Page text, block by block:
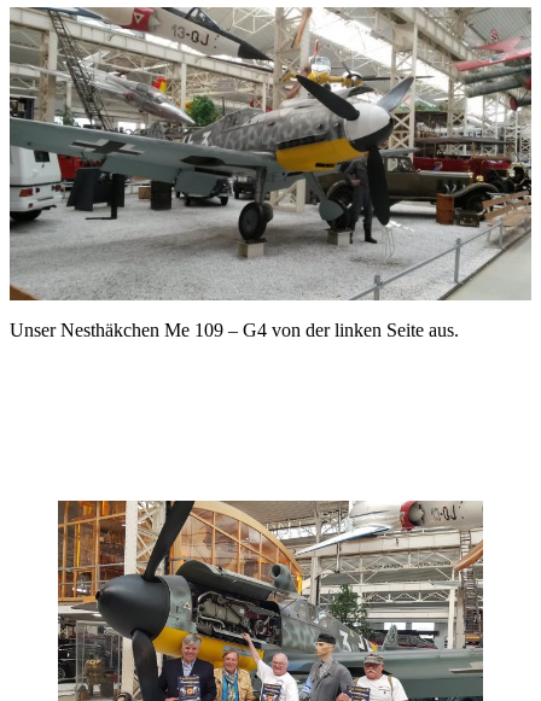
Unser Nesthäkchen Me 109 – G4 von der linken Seite aus.